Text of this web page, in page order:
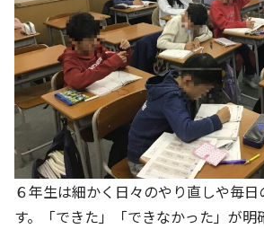
６年生は細かく日々のやり直しや毎
す。「できた」「できなかった」が